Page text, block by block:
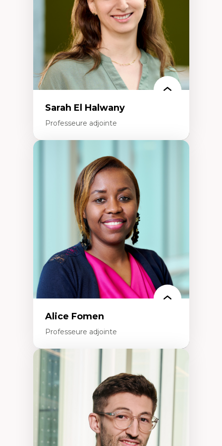
les auditoires médiatiques
Épistémologie des techniques de recherche
numérique et l’IA
Théorie des droits de la personne
La pensée politique d’Hannah Arendt
La pensée politique à l’ère numérique
Justice internationale et normes
internationales
Sarah El Halwany
Professeure adjointe
Les apports pédagogiques des théories de
l'affect, du posthumanisme, du féminisme
dans l'éducation aux sciences
L'apprentissage des sciences/STIM dans une
perspective socioécologique de care
L’insertion professionnelle des
enseignant.e.s
Alice Fomen
Professeure adjointe
Expertises
Acceptabilité, acceptation et adoption des
technologies
Technologies d'apprentissage innovantes
Insertion professionnelle du nouveau
personnel enseignant
Construction identitaire en milieu
minoritaire francophone
Technologies éducatives pour la formation
continue